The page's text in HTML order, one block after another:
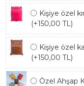
Kişiye özel
(+150,00 TL)
Kişiye özel
(+150,00 TL)
Özel Ahşap